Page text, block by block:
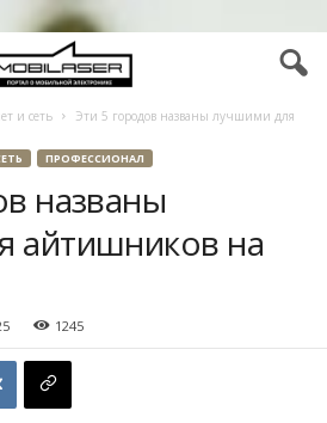
и сеть
Эти 5 городов названы лучшими для
ПРОФЕССИОНАЛ
названы
айтишников на
1245